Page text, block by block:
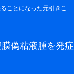
ことになった元引きこ
偽粘液腫を発症